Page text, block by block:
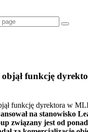
objął funkcję
na stanowisko
związany jest od